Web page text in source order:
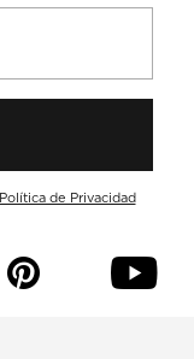
Política de Privacidad
p y